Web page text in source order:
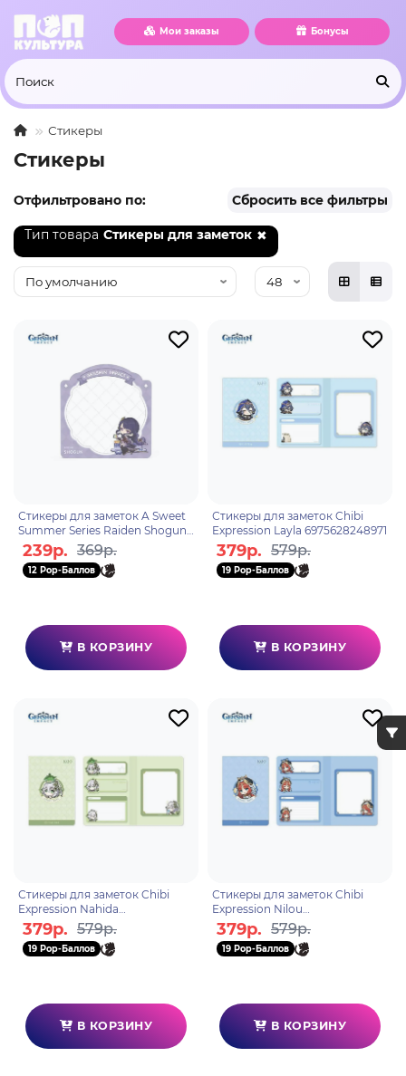
Мои заказы Бонусы
Стикеры
Стикеры
Отфильтровано по: Сбросить все фильтры
Тип товара Стикеры для заметок
Стикеры для заметок A Sweet
Summer Series Raiden Shogun
6975213686539
239р. 369р.
12 Pop-Баллов
В КОРЗИНУ
Стикеры для заметок Chibi
Expression Layla 6975628248971
379р. 579р.
19 Pop-Баллов
В КОРЗИНУ
Стикеры для заметок Chibi
Expression Nahida
6975628248964
379р. 579р.
19 Pop-Баллов
В КОРЗИНУ
Стикеры для заметок Chibi
Expression Nilou
6975628248926
379р. 579р.
19 Pop-Баллов
В КОРЗИНУ